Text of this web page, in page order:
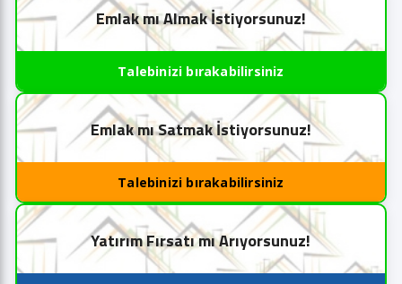
Emlak mı Almak İstiyorsunuz!
Talebinizi bırakabilirsiniz
Emlak mı Satmak İstiyorsunuz!
Talebinizi bırakabilirsiniz
Yatırım Fırsatı mı Arıyorsunuz!